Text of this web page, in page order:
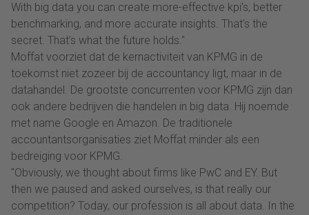
With big data you can create more-effective kpi’s, better
benchmarking, and more accurate insights. That’s the
secret. That’s what the future holds."
Moffat voorziet dat de kernactiviteit van KPMG in de
toekomst niet zozeer bij de accountancy ligt, maar in de
datahandel. De grootste concurrenten voor KPMG zijn dan
ook andere bedrijven die handelen in big data. Hij noemde
met name Google en Amazon. De traditionele
accountantsorganisaties ziet Moffat minder als een
bedreiging voor KPMG.
"Obviously, we thought about firms like PwC and EY. But
then we paused and asked ourselves, is that really our
competition? Today, our profession is all about data. In the